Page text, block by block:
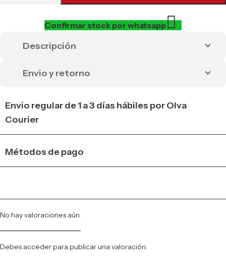
Confirmar stock por whatsapp
Descripción
Envio y retorno
Envio regular de 1 a 3 días hábiles por Olva
Courier
Métodos de pago
No hay valoraciones aún.
Debes accederpara publicar una valoración.